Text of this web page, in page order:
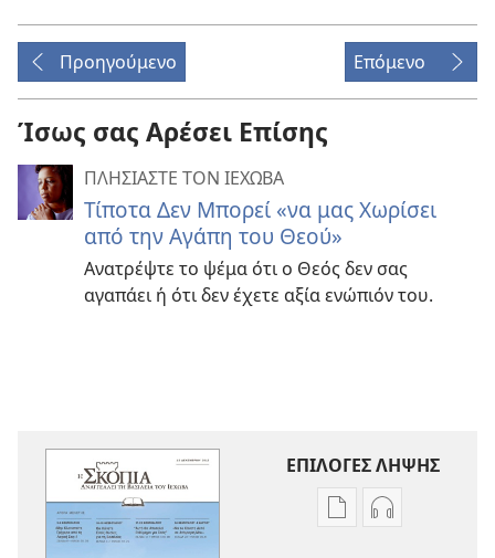
Προηγούμενο Επόμενο
Ίσως σας Αρέσει Επίσης
ΠΛΗΣΙΑΣΤΕ ΤΟΝ ΙΕΧΩΒΑ
Τίποτα Δεν Μπορεί «να μας Χωρίσει
από την Αγάπη του Θεού»
Ανατρέψτε το ψέμα ότι ο Θεός δεν σας
αγαπάει ή ότι δεν έχετε αξία ενώπιόν του.
ΕΠΙΛΟΓΕΣ ΛΗΨΗΣ
ΕπιλογέςΕπιλογές